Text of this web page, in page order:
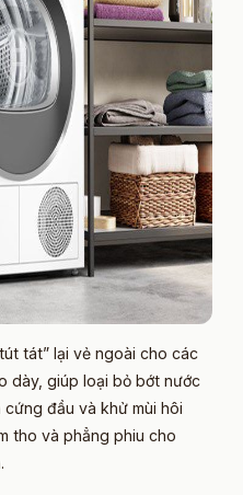
tát” lại vẻ ngoài cho các
dày, giúp loại bỏ bớt nước
đầu và khử mùi hôi
tho và phẳng phiu cho